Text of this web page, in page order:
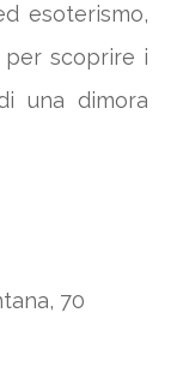
esoterismo,
per scoprire i
una dimora
70